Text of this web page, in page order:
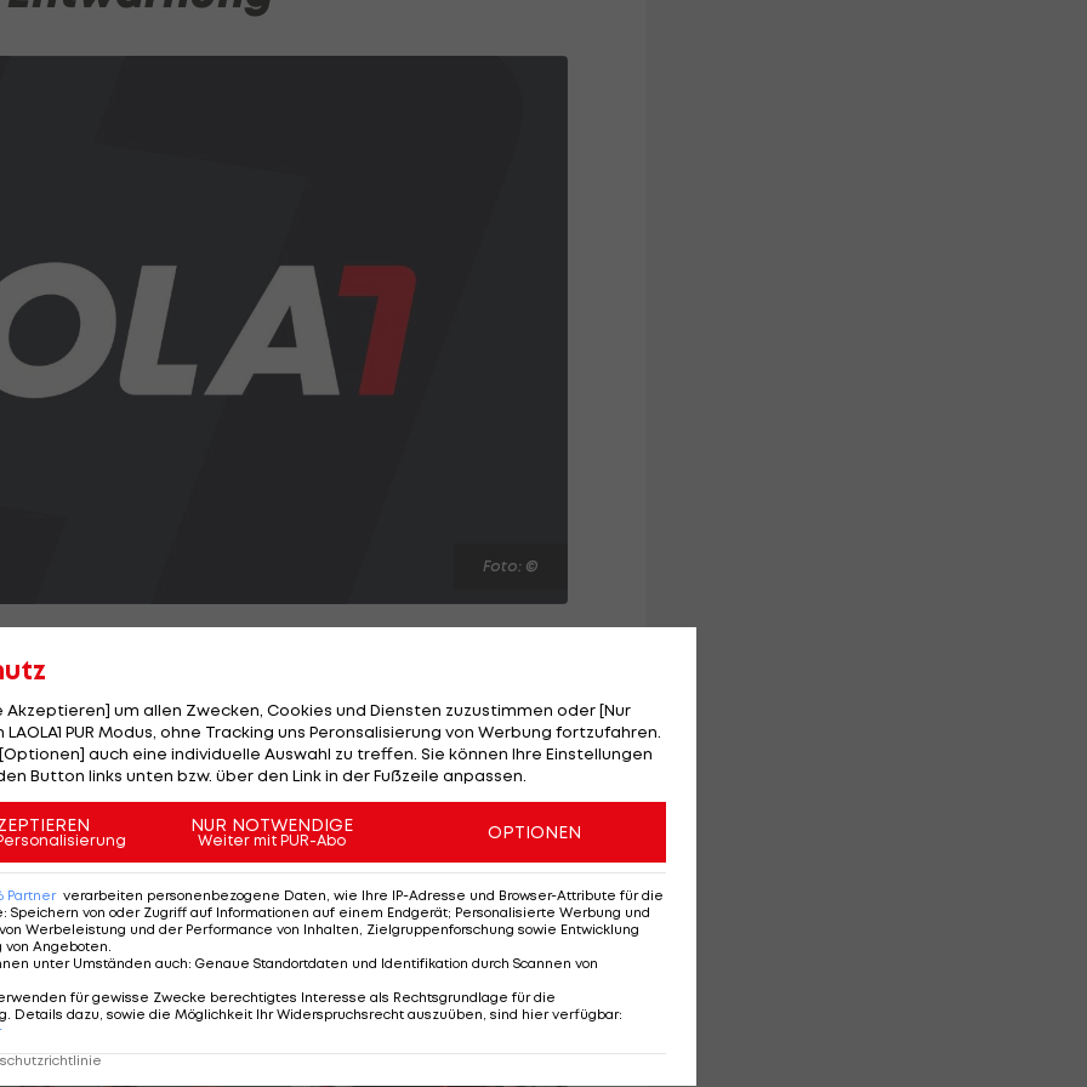
Foto: ©
zieht seine Kreise und befeuert die
den Trials positiv getesteten Sportlern befinden
zumindest dessen Manager. Britische Medien
sein soll. Der 27-Jährige hat am Samstag in Madrid
gewonnen. Asafa Powell und Sherone Simpson
Akzeptieren] um allen Zwecken, Cookies und Diensten zuzustimmen oder [Nur
PUR Modus, ohne Tracking uns Peronsalisierung von Werbung fortzufahren.
auch eine individuelle Auswahl zu treffen. Sie können Ihre Einstellungen
Button links unten bzw. über den Link in der Fußzeile anpassen.
NUR NOTWENDIGE
Weiter mit PUR-Abo OPTIONEN
Partner verarbeiten personenbezogene Daten, wie Ihre IP-Adresse und Browser-Attribute für die
: Speichern von oder Zugriff auf Informationen auf einem Endgerät; Personalisierte Werbung und
Werbeleistung und der Performance von Inhalten, Zielgruppenforschung sowie Entwicklung
von Angeboten
unter Umständen auch: Genaue Standortdaten und Identifikation durch Scannen von
für gewisse Zwecke berechtigtes Interesse als Rechtsgrundlage für die
Details dazu, sowie die Möglichkeit Ihr Widerspruchsrecht auszuüben, sind hier verfügbar: